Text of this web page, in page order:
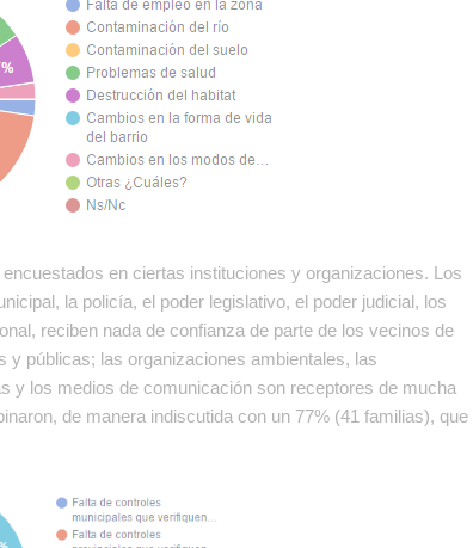
en ciertas instituciones y organizaciones. Los
la policía, el poder legislativo, el poder judicial, los
reciben nada de confianza de parte de los vecinos de
públicas; las organizaciones ambientales, las
y los medios de comunicación son receptores de mucha
de manera indiscutida con un 77% (41 familias), que